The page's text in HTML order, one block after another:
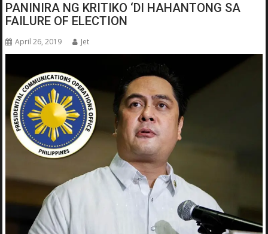
PANINIRA NG KRITIKO ‘DI HAHANTONG SA
FAILURE OF ELECTION
April 26, 2019 Jet